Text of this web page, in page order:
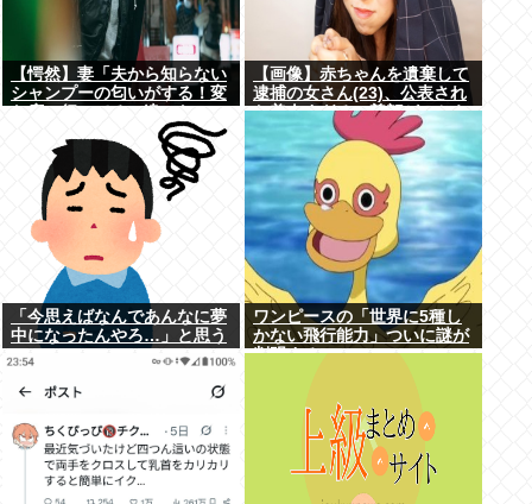
【愕然】妻「夫から知らない
シャンプーの匂いがする！変
い！！！」探偵「調べたとこ
ろ･･･」⇒結果ｗｗ
【画像】赤ちゃんを遺棄して
逮捕の女さん(23)、公表され
た美人すぎるご尊顔がこちら
「今思えばなんであんなに夢
中になったんやろ…」と思う
コンテンツ
ワンピースの「世界に5種し
かない飛行能力」ついに謎が
判明するwww